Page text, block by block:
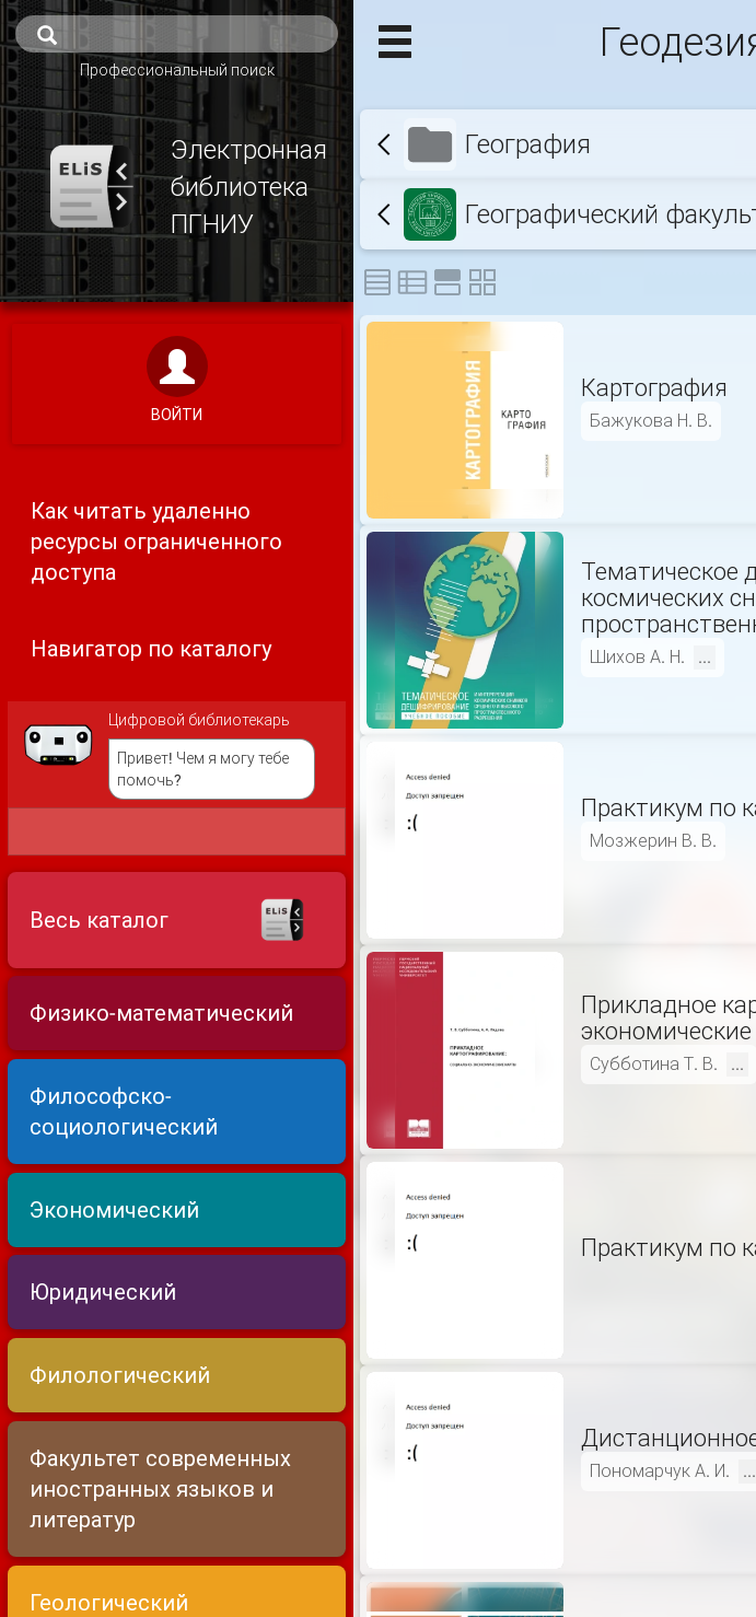
Профессиональный поиск
Электронная
библиотека
ПГНИУ
ВОЙТИ
Как читать удаленно
ресурсы ограниченного
доступа
Навигатор по каталогу
Цифровой библиотекарь
Привет! Чем я могу тебе
помочь?
Весь каталог
Физико-математический
Философско-
социологический
Экономический
Юридический
Филологический
Факультет современных
иностранных языков и
литератур
Геологический
География
Географический
Картография
Бажукова Н. В.
Тематическое
космических
Шихов А. Н. ...
Практикум по
Мозжерин В. В.
Прикладное
Субботина Т. В. ...
Практикум по
Пономарчук А. И. ...